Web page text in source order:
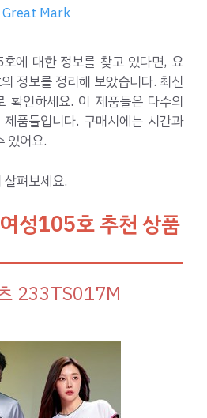
Great Mark
에 대한 정보를 찾고 있다면, 요
정보를 정리해 보았습니다. 최신
확인하세요. 이 제품들은 다수의
품들입니다. 구매시에는 시간과
있어요.
펴보세요.
성105호 추천 상품
233TS017M